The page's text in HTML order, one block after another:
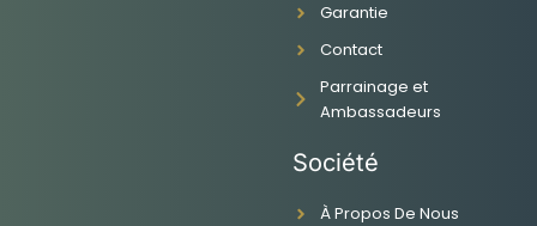
Garantie
Contact
Parrainage et
Ambassadeurs
Société
À Propos De Nous